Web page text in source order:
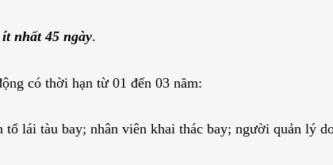
ít nhất 45 ngày.
có thời hạn từ 01 đến 03 năm:
tổ lái tàu bay; nhân viên khai thác bay; người quản lý